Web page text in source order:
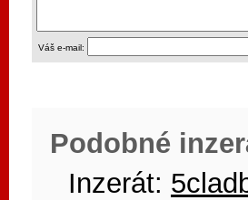
Váš e-mail:
Podobné
Inzerát: